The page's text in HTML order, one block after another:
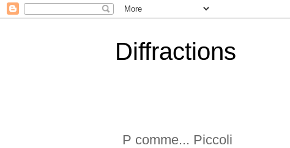
Diffractions
P comme... Piccoli